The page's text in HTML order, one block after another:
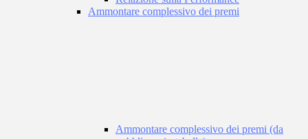
Ammontare complessivo dei premi
Ammontare complessivo dei premi (da